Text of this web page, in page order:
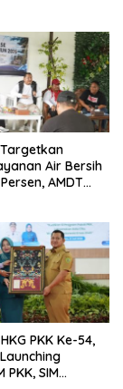
Air Bersih
AMDT
PKK Ke-54,
PKK, SIM